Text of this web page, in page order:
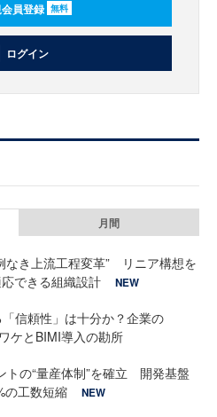
員登録 無料
ログイン
月間
なき上流工程変革” リニア構想を
できる組織設計
NEW
信頼性」は十分か？企業の
ケとBIMI導入の勘所
トの“量産体制”を確立 開発基盤
の工数短縮
NEW